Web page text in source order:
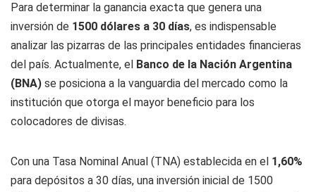
Para determinar la ganancia exacta que genera una
inversión de 1500 dólares a 30 días, es indispensable
analizar las pizarras de las principales entidades financieras
del país. Actualmente, el Banco de la Nación Argentina
(BNA) se posiciona a la vanguardia del mercado como la
institución que otorga el mayor beneficio para los
colocadores de divisas.
Con una Tasa Nominal Anual (TNA) establecida en el 1,60%
para depósitos a 30 días, una inversión inicial de 1500